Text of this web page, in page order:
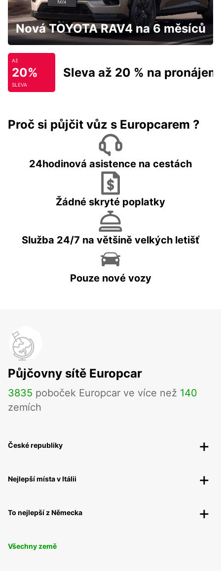
Nová TOYOTA RAV4 na 6 měsíců
Až
20%
SLEVA
Sleva až 20 % na pronájem
Proč si půjčit vůz s Europcarem ?
24hodinová asistence na cestách
Žádné skryté poplatky
Služba 24/7 na většině velkých letišť
Pouze nové vozy
Půjčovny sítě Europcar
3835 poboček Europcar ve více než 140
zemích
České republiky
Nejlepší místa v Itálii
To nejlepší z Německa
Všechny země